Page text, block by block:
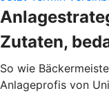
Zutaten,
So wie
Anlageprofis von